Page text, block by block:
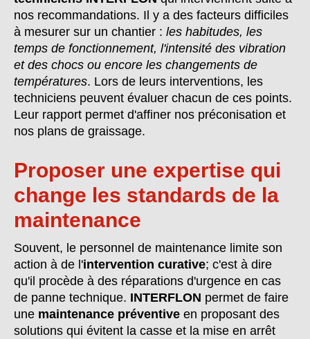
nos recommandations. Il y a des facteurs difficiles
à mesurer sur un chantier : les habitudes, les
temps de fonctionnement, l'intensité des vibration
et des chocs ou encore les changements de
températures. Lors de leurs interventions, les
techniciens peuvent évaluer chacun de ces points.
Leur rapport permet d'affiner nos préconisation et
nos plans de graissage.
Proposer une expertise qui
change les standards de la
maintenance
Souvent, le personnel de maintenance limite son
action à de l'intervention curative; c'est à dire
qu'il procède à des réparations d'urgence en cas
de panne technique. INTERFLON permet de faire
une maintenance préventive en proposant des
solutions qui évitent la casse et la mise en arrêt